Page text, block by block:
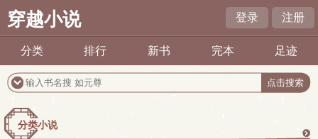
穿越小说 登录 注册
分类 排行 新书 完本 足迹
分类小说